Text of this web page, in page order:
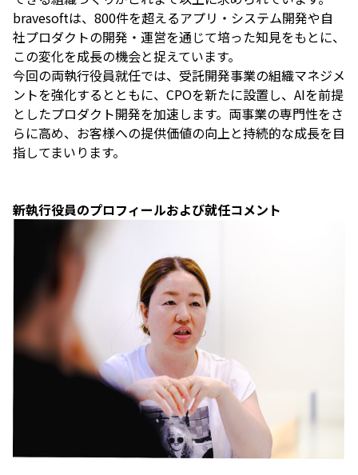
bravesoftは、800件を超えるアプリ・システム開発や自
社プロダクトの開発・運営を通じて培った知見をもとに、
この変化を成長の機会と捉えています。
今回の両執行役員就任では、受託開発事業の組織マネジメ
ントを強化するとともに、CPOを新たに設置し、AIを前提
としたプロダクト開発を加速します。両事業の専門性をさ
らに高め、お客様への提供価値の向上と持続的な成長を目
指してまいります。
新執行役員のプロフィールおよび就任コメント